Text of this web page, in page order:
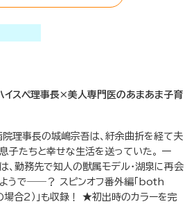
イスペ理事長×美人専門医のあまあま子育
理事長の城嶋宗吾は、紆余曲折を経て夫
子たちと幸せな生活を送っていた。 一
、勤務先で知人の獣属モデル・湖泉に再会
ようで――？ スピンオフ番外編「both
合2）」も収録！ ★初出時のカラーを完